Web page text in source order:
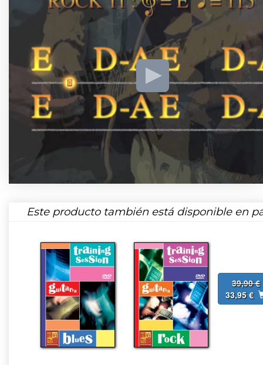
Este producto también está disponible en
39,90 €
33,95 €